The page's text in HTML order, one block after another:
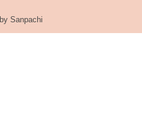
Sanpachi